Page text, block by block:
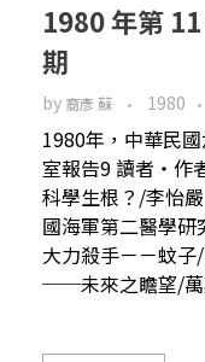
1980 年第
期
by 裔彥 蘇 1980
1980年，中華民
室報告9 讀者‧作
科學生根？/李怡
國海軍第二醫學
大力殺手－－蚊
──未來之瞻望/萬